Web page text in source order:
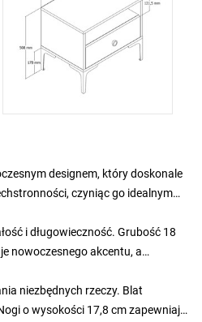
designem, który doskonale
czyniąc go idealnym
i długowieczność. Grubość 18
nowoczesnego akcentu, a
niezbędnych rzeczy. Blat
o wysokości 17,8 cm zapewniają